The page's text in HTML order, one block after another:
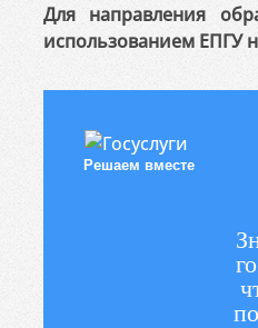
Для направления
использованием ЕПГУ
Решаем вместе